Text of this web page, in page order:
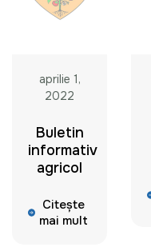
aprilie 1,
2022
Buletin
informativ
agricol
Citește
mai mult